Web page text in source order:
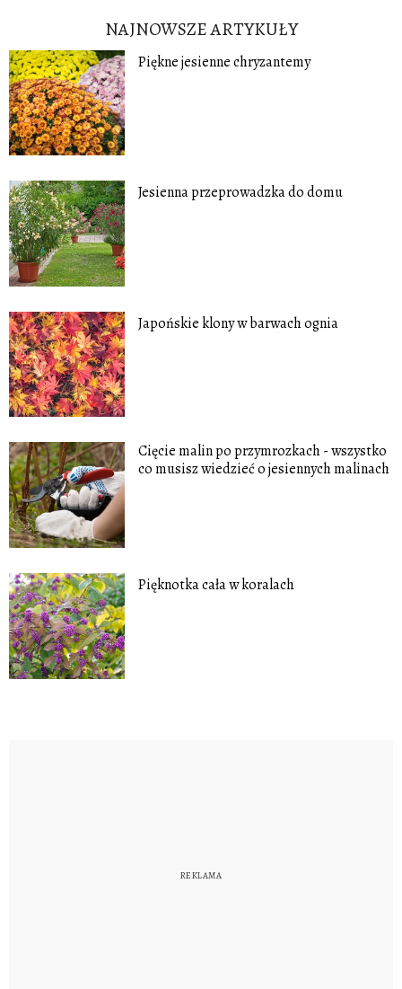
NAJNOWSZE ARTYKUŁY
Piękne jesienne chryzantemy
Jesienna przeprowadzka do domu
Japońskie klony w barwach ognia
Cięcie malin po przymrozkach - wszystko
co musisz wiedzieć o jesiennych malinach
Pięknotka cała w koralach